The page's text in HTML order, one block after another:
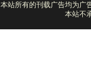
本站所有的刊载广告均为广
本站不